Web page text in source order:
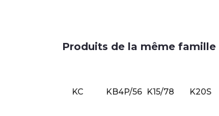
Produits de la même famille
KC KB4P/56 K15/78 K20S